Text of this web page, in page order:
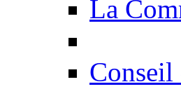
La
Conseil